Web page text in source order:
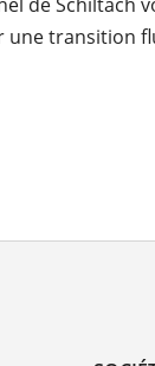
une transition